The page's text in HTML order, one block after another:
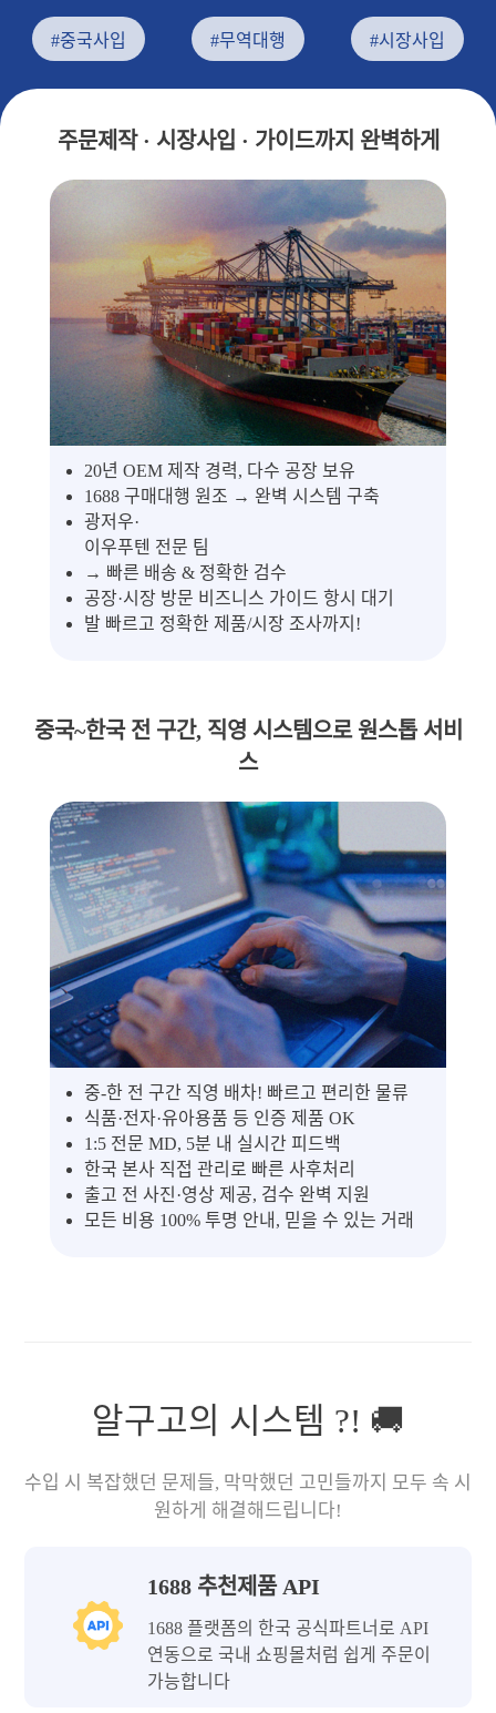
#중국사입 #무역대행 #시장사입
주문제작 · 시장사입 · 가이드까지 완벽하게
20년 OEM 제작 경력, 다수 공장 보유
1688 구매대행 원조 → 완벽 시스템 구축
광저우·
이우푸텐 전문 팀
→ 빠른 배송 & 정확한 검수
공장·시장 방문 비즈니스 가이드 항시 대기
발 빠르고 정확한 제품/시장 조사까지!
중국~한국 전 구간, 직영 시스템으로 원스톱 서비
스
중-한 전 구간 직영 배차! 빠르고 편리한 물류
식품·전자·유아용품 등 인증 제품 OK
1:5 전문 MD, 5분 내 실시간 피드백
한국 본사 직접 관리로 빠른 사후처리
출고 전 사진·영상 제공, 검수 완벽 지원
모든 비용 100% 투명 안내, 믿을 수 있는 거래
알구고의 시스템 ?! 🚚
수입 시 복잡했던 문제들, 막막했던 고민들까지 모두 속 시
원하게 해결해드립니다!
1688 추천제품 API
1688 플랫폼의 한국 공식파트너로 API
연동으로 국내 쇼핑몰처럼 쉽게 주문이
가능합니다